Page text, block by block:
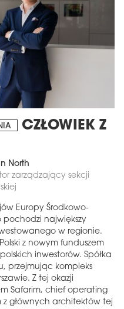
CZŁOWIEK Z
North
zarządzający sekcji
Europy Środkowo-
pochodzi największy
w regionie.
z nowym funduszem
inwestorów. Spółka
przejmując kompleks
Z tej okazji
Safarim, chief operating
z głównych architektów tej